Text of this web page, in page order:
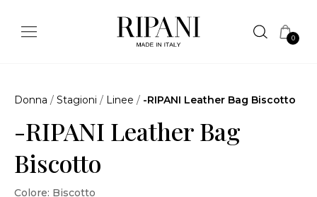
0
Donna / Stagioni / Linee / -RIPANI Leather Bag Biscotto
-RIPANI Leather Bag
Biscotto
Colore: Biscotto